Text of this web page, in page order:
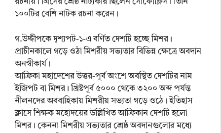
রচনায়। গ্রিসের শ্রেষ্ঠ নাট্যকার ছিলেন সোফোক্লিস। তিনি
১০০টির বেশি নাটক রচনা করেন।
গ.উদ্দীপকে দৃশ্যপট-১-এ বর্ণিত দেশটি হচ্ছে মিশর।
প্রাচীনকালে গড়ে ওঠা মিশরীয় সভ্যতার বিভিন্ন ক্ষেত্রে অবদান
অনস্বীকার্য।
আফ্রিকা মহাদেশের উত্তর-পূর্ব অংশে অবস্থিত দেশটির নাম
ইজিপট বা মিশর। খ্রিষ্টপূর্ব ৫০০০ থেকে ৩২০০ অব্দ পর্যন্ত
নীলনদের অববাহিকায় মিশরীয় সভ্যতা গড়ে ওঠে। ইতিহাস
ক্লাসে শিক্ষক মহোদয়ের উল্লিখিত আফ্রিকান দেশটি হলো
মিশর। কেননা মিশরীয় সভ্যতার শ্রেষ্ঠ অবদানগুলোর মধ্যে